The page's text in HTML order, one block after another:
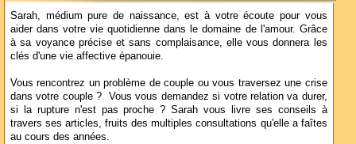
Sarah, médium pure de naissance, est à votre écoute pour vous
aider dans votre vie quotidienne dans le domaine de l'amour. Grâce
à sa voyance précise et sans complaisance, elle vous donnera les
clés d'une vie affective épanouie.
Vous rencontrez un problème de couple ou vous traversez une crise
dans votre couple ? Vous vous demandez si votre relation va durer,
si la rupture n'est pas proche ? Sarah vous livre ses conseils à
travers ses articles, fruits des multiples consultations qu'elle a faîtes
au cours des années.